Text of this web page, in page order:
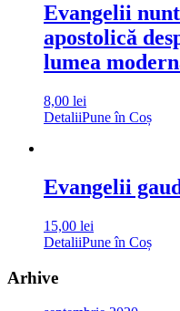
Evangelii
apostolică
lumea
8,00 lei
DetaliiPune în Coș
Evangelii
15,00 lei
DetaliiPune în Coș
Arhive